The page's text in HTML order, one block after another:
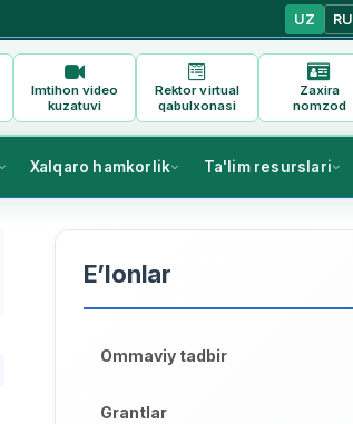
UZ RU
Imtihon video
kuzatuvi
Rektor virtual
qabulxonasi
Zaxira
nomzod
Xalqaro hamkorlik Ta'lim resurslari
E’lonlar
Ommaviy tadbir
Grantlar